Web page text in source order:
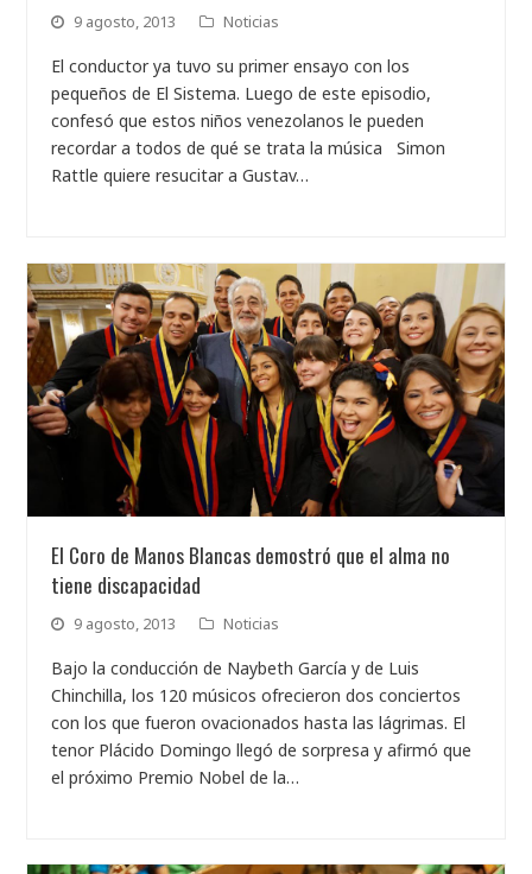
9 agosto, 2013 Noticias
El conductor ya tuvo su primer ensayo con los
pequeños de El Sistema. Luego de este episodio,
confesó que estos niños venezolanos le pueden
recordar a todos de qué se trata la música Simon
Rattle quiere resucitar a Gustav…
El Coro de Manos Blancas demostró que el alma no
tiene discapacidad
9 agosto, 2013 Noticias
Bajo la conducción de Naybeth García y de Luis
Chinchilla, los 120 músicos ofrecieron dos conciertos
con los que fueron ovacionados hasta las lágrimas. El
tenor Plácido Domingo llegó de sorpresa y afirmó que
el próximo Premio Nobel de la…